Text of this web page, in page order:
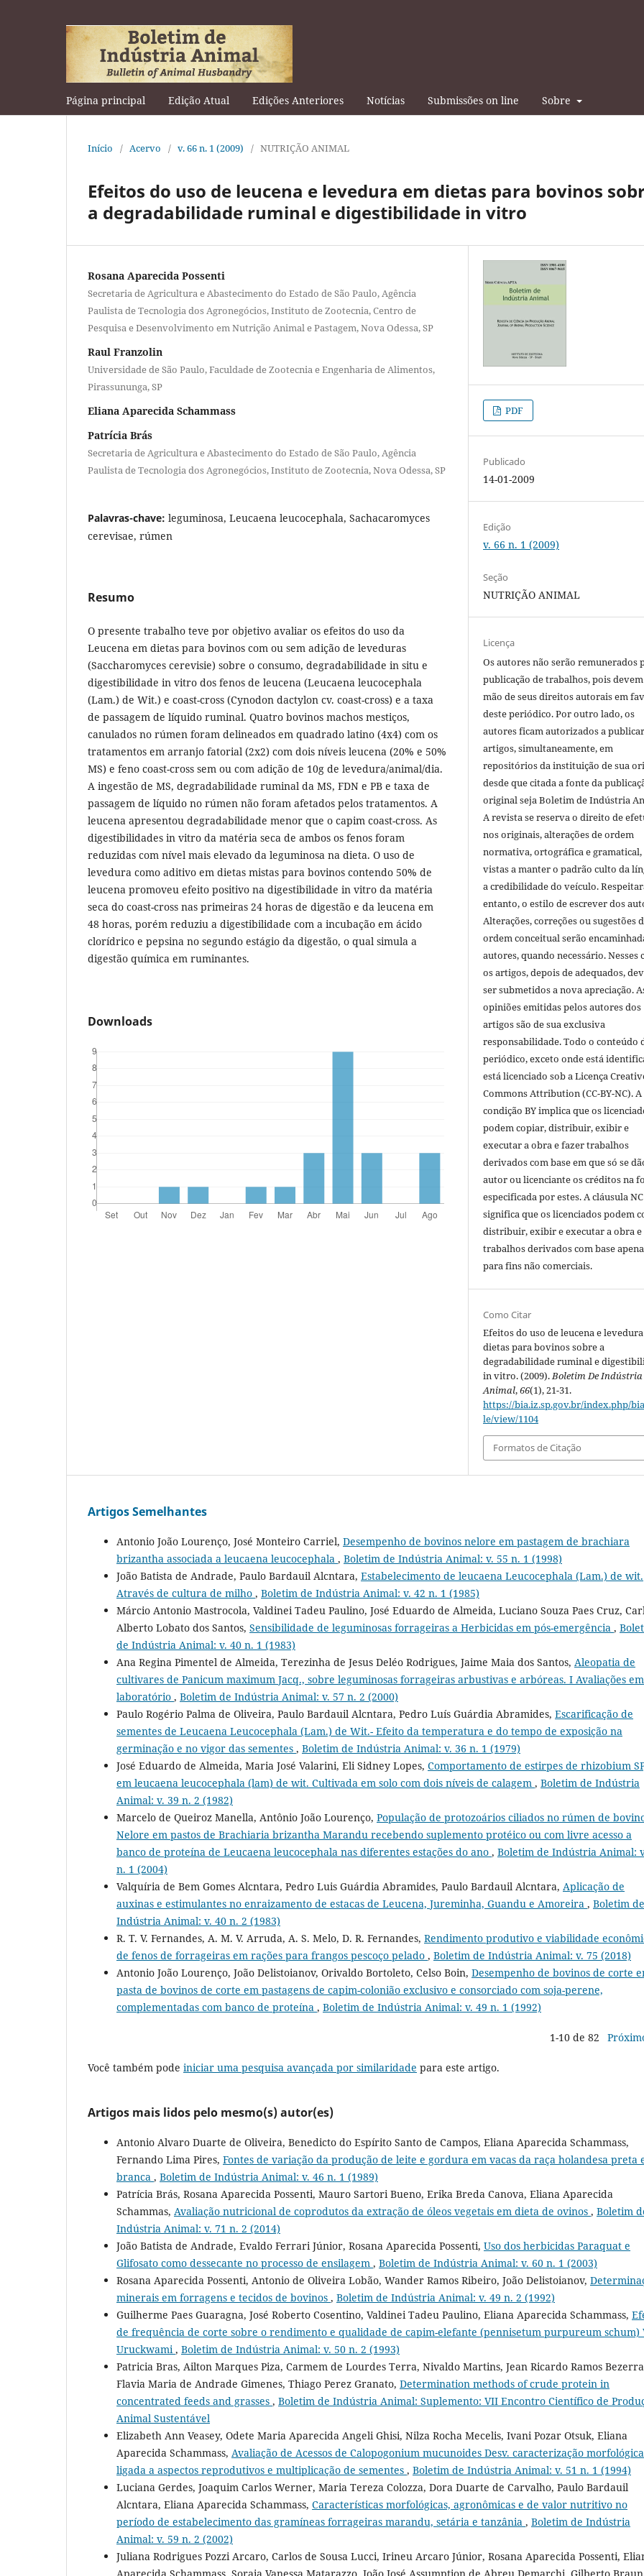
Página principal Edição Atual Edições Anteriores Notícias Submissões on line Sobre
Início / Acervo / v. 66 n. 1 (2009) / NUTRIÇÃO ANIMAL
Efeitos do uso de leucena e levedura em dietas para bovinos
a degradabilidade ruminal e digestibilidade in vitro
Rosana Aparecida Possenti
Secretaria de Agricultura e Abastecimento do Estado de São Paulo, Agência
Paulista de Tecnologia dos Agronegócios, Instituto de Zootecnia, Centro de
Pesquisa e Desenvolvimento em Nutrição Animal e Pastagem, Nova Odessa, SP
Raul Franzolin
Universidade de São Paulo, Faculdade de Zootecnia e Engenharia de Alimentos,
Pirassununga, SP
Eliana Aparecida Schammass
Patrícia Brás
Secretaria de Agricultura e Abastecimento do Estado de São Paulo, Agência
Paulista de Tecnologia dos Agronegócios, Instituto de Zootecnia, Nova Odessa, SP
Palavras-chave: leguminosa, Leucaena leucocephala, Sachacaromyces
cerevisae, rúmen
Resumo
O presente trabalho teve por objetivo avaliar os efeitos do uso da
Leucena em dietas para bovinos com ou sem adição de leveduras
(Saccharomyces cerevisie) sobre o consumo, degradabilidade in situ e
digestibilidade in vitro dos fenos de leucena (Leucaena leucocephala
(Lam.) de Wit.) e coast-cross (Cynodon dactylon cv. coast-cross) e a taxa
de passagem de líquido ruminal. Quatro bovinos machos mestiços,
canulados no rúmen foram delineados em quadrado latino (4x4) com os
tratamentos em arranjo fatorial (2x2) com dois níveis leucena (20% e 50%
MS) e feno coast-cross sem ou com adição de 10g de levedura/animal/dia.
A ingestão de MS, degradabilidade ruminal da MS, FDN e PB e taxa de
passagem de líquido no rúmen não foram afetados pelos tratamentos. A
leucena apresentou degradabilidade menor que o capim coast-cross. As
digestibilidades in vitro da matéria seca de ambos os fenos foram
reduzidas com nível mais elevado da leguminosa na dieta. O uso de
levedura como aditivo em dietas mistas para bovinos contendo 50% de
leucena promoveu efeito positivo na digestibilidade in vitro da matéria
seca do coast-cross nas primeiras 24 horas de digestão e da leucena em
48 horas, porém reduziu a digestibilidade com a incubação em ácido
clorídrico e pepsina no segundo estágio da digestão, o qual simula a
digestão química em ruminantes.
Downloads
PDF
Publicado
14-01-2009
Edição
v. 66 n. 1 (2009)
Seção
NUTRIÇÃO ANIMAL
Licença
Os autores não serão remunerados
publicação de trabalhos, pois
mão de seus direitos autorais em
deste periódico. Por outro lado, os
autores ficam autorizados a
artigos, simultaneamente, em
repositórios da instituição de sua
desde que citada a fonte da
original seja Boletim de Indústria
A revista se reserva o direito de
nos originais, alterações de ordem
normativa, ortográfica e gramatical,
vistas a manter o padrão culto da
a credibilidade do veículo.
entanto, o estilo de escrever dos
Alterações, correções ou sugestões
ordem conceitual serão
autores, quando necessário. Nesses
os artigos, depois de adequados,
ser submetidos a nova apreciação.
opiniões emitidas pelos autores dos
artigos são de sua exclusiva
responsabilidade. Todo o conteúdo
periódico, exceto onde está
está licenciado sob a Licença
Commons Attribution (CC-BY-NC). A
condição BY implica que os
podem copiar, distribuir, exibir e
executar a obra e fazer trabalhos
derivados com base em que só se
autor ou licenciante os créditos na
especificada por estes. A cláusula NC
significa que os licenciados podem
distribuir, exibir e executar a obra
trabalhos derivados com base
para fins não comerciais.
Como Citar
Efeitos do uso de leucena e
dietas para bovinos sobre a
degradabilidade ruminal e
in vitro. (2009).Boletim De Indústria
Animal,66(1), 21-31.
https://bia.iz.sp.gov.br/index.php/
le/view/1104
Formatos de Citação
Artigos Semelhantes
Antonio João Lourenço, José Monteiro Carriel, Desempenho de bovinos nelore em pastagem de brachiara
brizantha associada a leucaena leucocephala , Boletim de Indústria Animal: v. 55 n. 1 (1998)
João Batista de Andrade, Paulo Bardauil Alcntara, Estabelecimento de leucaena Leucocephala (Lam.) de wit.
Através de cultura de milho , Boletim de Indústria Animal: v. 42 n. 1 (1985)
Márcio Antonio Mastrocola, Valdinei Tadeu Paulino, José Eduardo de Almeida, Luciano Souza Paes Cruz,
Alberto Lobato dos Santos, Sensibilidade de leguminosas forrageiras a Herbicidas em pós-emergência ,
de Indústria Animal: v. 40 n. 1 (1983)
Ana Regina Pimentel de Almeida, Terezinha de Jesus Deléo Rodrigues, Jaime Maia dos Santos, Aleopatia de
cultivares de Panicum maximum Jacq., sobre leguminosas forrageiras arbustivas e arbóreas. I Avaliações em
laboratório , Boletim de Indústria Animal: v. 57 n. 2 (2000)
Paulo Rogério Palma de Oliveira, Paulo Bardauil Alcntara, Pedro Luís Guárdia Abramides, Escarificação de
sementes de Leucaena Leucocephala (Lam.) de Wit.- Efeito da temperatura e do tempo de exposição na
germinação e no vigor das sementes , Boletim de Indústria Animal: v. 36 n. 1 (1979)
José Eduardo de Almeida, Maria José Valarini, Eli Sidney Lopes, Comportamento de estirpes de rhizobium
em leucaena leucocephala (lam) de wit. Cultivada em solo com dois níveis de calagem , Boletim de Indústria
Animal: v. 39 n. 2 (1982)
Marcelo de Queiroz Manella, Antônio João Lourenço, População de protozoários ciliados no rúmen de
Nelore em pastos de Brachiaria brizantha Marandu recebendo suplemento protéico ou com livre acesso a
banco de proteína de Leucaena leucocephala nas diferentes estações do ano , Boletim de Indústria Animal:
n. 1 (2004)
Valquíria de Bem Gomes Alcntara, Pedro Luis Guárdia Abramides, Paulo Bardauil Alcntara, Aplicação de
auxinas e estimulantes no enraizamento de estacas de Leucena, Jureminha, Guandu e Amoreira , Boletim de
Indústria Animal: v. 40 n. 2 (1983)
R. T. V. Fernandes, A. M. V. Arruda, A. S. Melo, D. R. Fernandes, Rendimento produtivo e viabilidade
de fenos de forrageiras em rações para frangos pescoço pelado , Boletim de Indústria Animal: v. 75 (2018)
Antonio João Lourenço, João Delistoianov, Orivaldo Bortoleto, Celso Boin, Desempenho de bovinos de corte
pasta de bovinos de corte em pastagens de capim-colonião exclusivo e consorciado com soja-perene,
complementadas com banco de proteína , Boletim de Indústria Animal: v. 49 n. 1 (1992)
1-10 de 82
Você também pode iniciar uma pesquisa avançada por similaridade para este artigo.
Artigos mais lidos pelo mesmo(s) autor(es)
Antonio Alvaro Duarte de Oliveira, Benedicto do Espírito Santo de Campos, Eliana Aparecida Schammass,
Fernando Lima Pires, Fontes de variação da produção de leite e gordura em vacas da raça holandesa preta
branca , Boletim de Indústria Animal: v. 46 n. 1 (1989)
Patrícia Brás, Rosana Aparecida Possenti, Mauro Sartori Bueno, Erika Breda Canova, Eliana Aparecida
Schammas, Avaliação nutricional de coprodutos da extração de óleos vegetais em dieta de ovinos , Boletim
Indústria Animal: v. 71 n. 2 (2014)
João Batista de Andrade, Evaldo Ferrari Júnior, Rosana Aparecida Possenti, Uso dos herbicidas Paraquat e
Glifosato como dessecante no processo de ensilagem , Boletim de Indústria Animal: v. 60 n. 1 (2003)
Rosana Aparecida Possenti, Antonio de Oliveira Lobão, Wander Ramos Ribeiro, João Delistoianov,
minerais em forragens e tecidos de bovinos , Boletim de Indústria Animal: v. 49 n. 2 (1992)
Guilherme Paes Guaragna, José Roberto Cosentino, Valdinei Tadeu Paulino, Eliana Aparecida Schammass,
de frequência de corte sobre o rendimento e qualidade de capim-elefante (pennisetum purpureum schum)
Uruckwami , Boletim de Indústria Animal: v. 50 n. 2 (1993)
Patricia Bras, Ailton Marques Piza, Carmem de Lourdes Terra, Nivaldo Martins, Jean Ricardo Ramos
Flavia Maria de Andrade Gimenes, Thiago Perez Granato, Determination methods of crude protein in
concentrated feeds and grasses , Boletim de Indústria Animal: Suplemento: VII Encontro Científico de
Animal Sustentável
Elizabeth Ann Veasey, Odete Maria Aparecida Angeli Ghisi, Nilza Rocha Mecelis, Ivani Pozar Otsuk, Eliana
Aparecida Schammass, Avaliação de Acessos de Calopogonium mucunoides Desv. caracterização morfológica
ligada a aspectos reprodutivos e multiplicação de sementes , Boletim de Indústria Animal: v. 51 n. 1 (1994)
Luciana Gerdes, Joaquim Carlos Werner, Maria Tereza Colozza, Dora Duarte de Carvalho, Paulo Bardauil
Alcntara, Eliana Aparecida Schammass, Características morfológicas, agronômicas e de valor nutritivo no
período de estabelecimento das gramíneas forrageiras marandu, setária e tanzânia , Boletim de Indústria
Animal: v. 59 n. 2 (2002)
Juliana Rodrigues Pozzi Arcaro, Carlos de Sousa Lucci, Irineu Arcaro Júnior, Rosana Aparecida Possenti,
Aparecida Schammass, Soraia Vanessa Matarazzo, João José Assumption de Abreu Demarchi, Gilberto Braun,